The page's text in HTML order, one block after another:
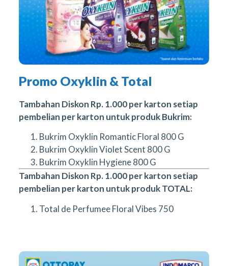
Promo Oxyklin & Total
Tambahan Diskon Rp. 1.000 per karton setiap
pembelian per karton untuk produk Bukrim:
Bukrim Oxyklin Romantic Floral 800 G
Bukrim Oxyklin Violet Scent 800 G
Bukrim Oxyklin Hygiene 800 G
Tambahan Diskon Rp. 1.000 per karton setiap
pembelian per karton untuk produk TOTAL:
Total de Perfumee Floral Vibes 750